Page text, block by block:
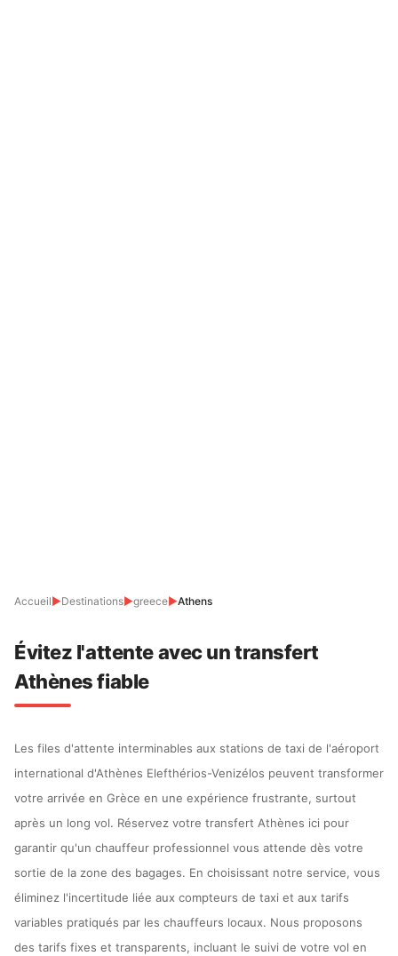
Accueil▶Destinations▶greece▶Athens
Évitez l'attente avec un transfert
Athènes fiable
Les files d'attente interminables aux stations de taxi de l'aéroport
international d'Athènes Elefthérios-Venizélos peuvent transformer
votre arrivée en Grèce en une expérience frustrante, surtout
après un long vol. Réservez votre transfert Athènes ici pour
garantir qu'un chauffeur professionnel vous attende dès votre
sortie de la zone des bagages. En choisissant notre service, vous
éliminez l'incertitude liée aux compteurs de taxi et aux tarifs
variables pratiqués par les chauffeurs locaux. Nous proposons
des tarifs fixes et transparents, incluant le suivi de votre vol en